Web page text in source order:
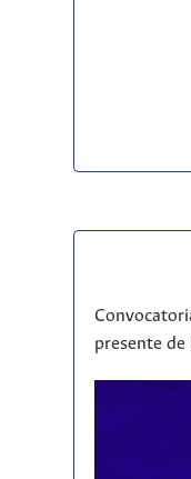
presente